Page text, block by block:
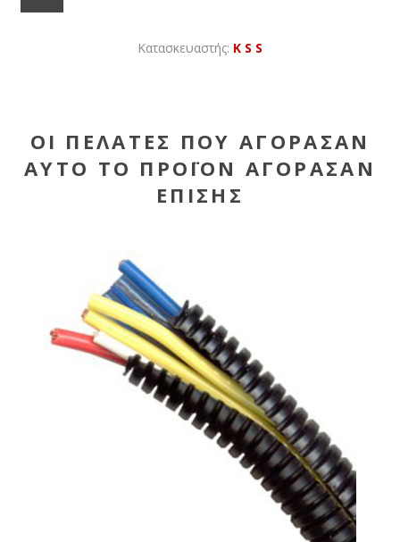
Κατασκευαστής: K S S
ΟΙ ΠΕΛΆΤΕΣ ΠΟΥ ΑΓΌΡΑΣΑΝ
ΑΥΤΌ ΤΟ ΠΡΟΪΌΝ ΑΓΌΡΑΣΑΝ
ΕΠΊΣΗΣ